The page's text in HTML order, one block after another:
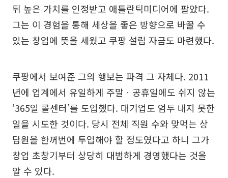
뒤 높은 가치를 인정받고 애틀란틱미디어에 팔았다.
그는 이 경험을 통해 세상을 좋은 방향으로 바꿀 수
있는 창업에 뜻을 세웠고 쿠팡 설립 자금도 마련했다.
쿠팡에서 보여준 그의 행보는 파격 그 자체다. 2011
년에 업계에서 유일하게 주말ㆍ공휴일에도 쉬지 않는
‘365일 콜센터’를 도입했다. 대기업도 엄두 내지 못한
일을 시도한 것이다. 당시 전체 직원 수와 맞먹는 상
담원을 한꺼번에 투입해야 할 정도였다고 하니 그가
창업 초창기부터 상당히 대범하게 경영했다는 것을
알 수 있다.